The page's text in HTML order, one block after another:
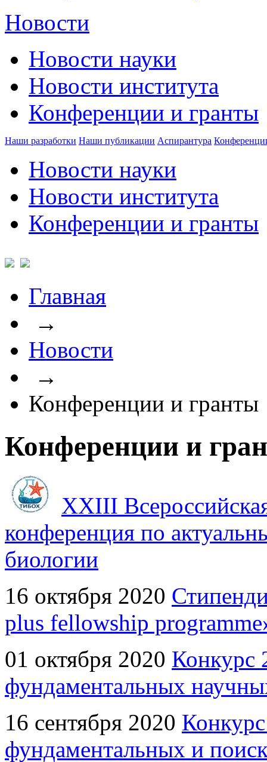
Новости
Новости науки
Новости института
Конференции и гранты
Наши разработки Наши публикации Аспирантура
Новости науки
Новости института
Конференции и гранты
Главная
→
Новости
→
Конференции и гранты
Конференции и
XXIII
конференция по
биологии
16 октября 2020
plus fellowship
01 октября 2020 Конкурс
фундаментальных
16 сентября 2020
фундаментальных и